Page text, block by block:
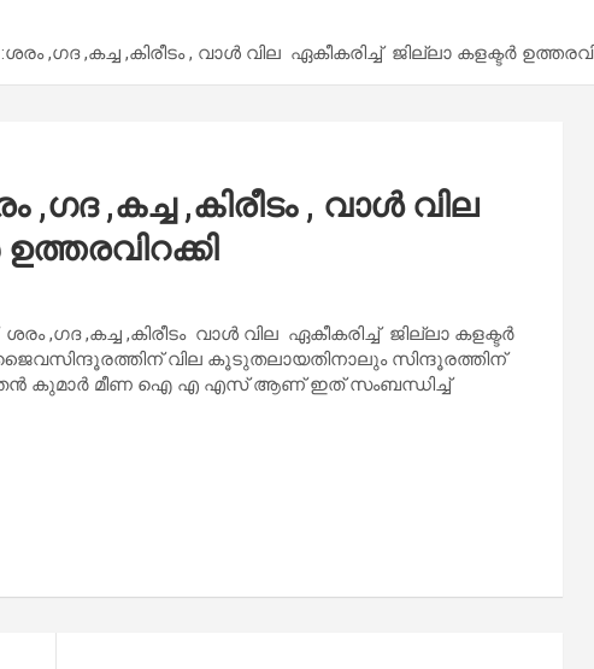
,ഗദ ,കച്ച ,കിരീടം , വാൾ വില ഏകീകരിച്ച് ജില്ലാ കളക്ടർ
,കച്ച ,കിരീടം , വാൾ വില
,ഗദ ,കച്ച ,കിരീടം വാൾ വില ഏകീകരിച്ച് ജില്ലാ കളക്ടർ
ജൈവസിന്ദൂരത്തിന് വില കൂടുതലായതിനാലും സിന്ദൂരത്തിന്
ചേതൻ കുമാർ മീണ ഐ എ എസ് ആണ് ഇത് സംബന്ധിച്ച്